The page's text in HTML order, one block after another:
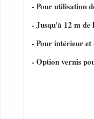
- Pour utilisation
- Jusqu'à 12 m de
- Pour intérieur
- Option vernis